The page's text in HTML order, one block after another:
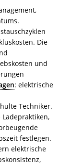
Die
und
: elektrische
Techniker.
festlegen.
elektrische